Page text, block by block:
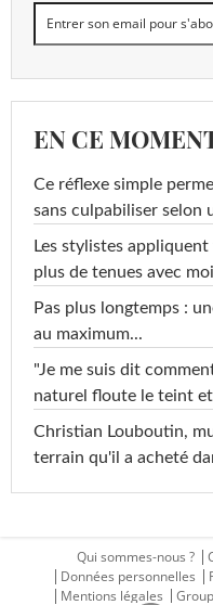
EN CE
Ce réflexe simple
sans culpabiliser selon
Les stylistes
plus de tenues avec
Pas plus longtemps :
au maximum...
"Je me suis dit
naturel floute le teint
Christian Louboutin,
terrain qu'il a acheté
Qui sommes-nous ?
Données personnelles
Mentions légales